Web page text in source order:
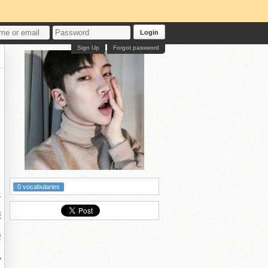
Login
Forgot password
Sign Up
0 vocabularies